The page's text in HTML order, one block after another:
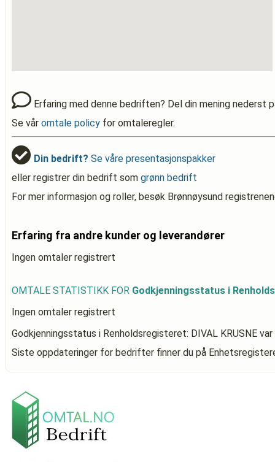
Erfaring med denne bedriften? Del din mening nederst
Se vår omtale policy for omtaleregler.
Din bedrift? Se våre presentasjonspakker
eller registrer din bedrift som grønn bedrift
For mer informasjon og roller, besøk Brønnøysund
Erfaring fra andre kunder og leverandører
Ingen omtaler registrert
OMTALE STATISTIKK FOR Godkjenningsstatus i
Ingen omtaler registrert
Godkjenningsstatus i Renholdsregisteret: DIVAL KRUSNE
Siste oppdateringer for bedrifter finner du på